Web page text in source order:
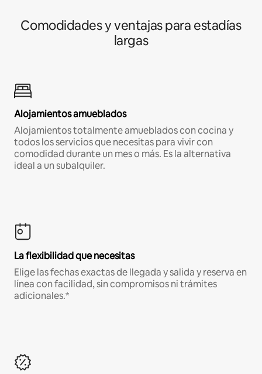
Comodidades y ventajas para estadías
largas
Alojamientos amueblados
Alojamientos totalmente amueblados con cocina y
todos los servicios que necesitas para vivir con
comodidad durante un mes o más. Es la alternativa
ideal a un subalquiler.
La flexibilidad que necesitas
Elige las fechas exactas de llegada y salida y reserva en
línea con facilidad, sin compromisos ni trámites
adicionales.*